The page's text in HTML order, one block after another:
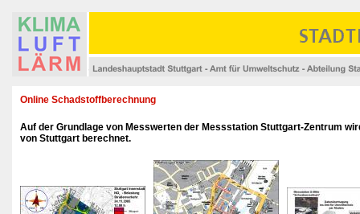
Online Schadstoffberechnung
Auf der Grundlage von Messwerten der Messstation Stuttgart-Zentrum
von Stuttgart berechnet.